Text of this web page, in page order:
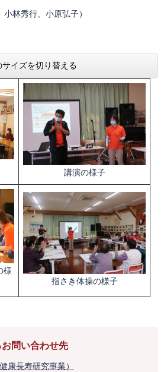
林秀行、小原弘子）
サイズを切り替える
講演の様子
様
指さき体操の様子
問い合わせ先
康長寿研究事業）